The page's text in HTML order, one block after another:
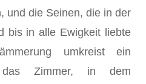
und die Seinen, die in der
bis in alle Ewigkeit liebte
umkreist ein
das Zimmer, in dem